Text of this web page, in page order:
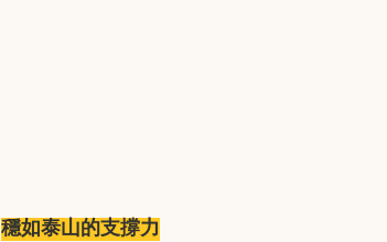
穩如泰山的支撐力